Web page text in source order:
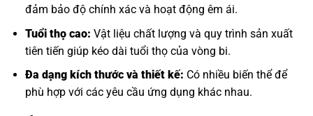
đảm bảo độ chính xác và hoạt động êm ái.
Tuổi thọ cao: Vật liệu chất lượng và quy trình sản xuất
tiên tiến giúp kéo dài tuổi thọ của vòng bi.
Đa dạng kích thước và thiết kế: Có nhiều biến thể để
phù hợp với các yêu cầu ứng dụng khác nhau.